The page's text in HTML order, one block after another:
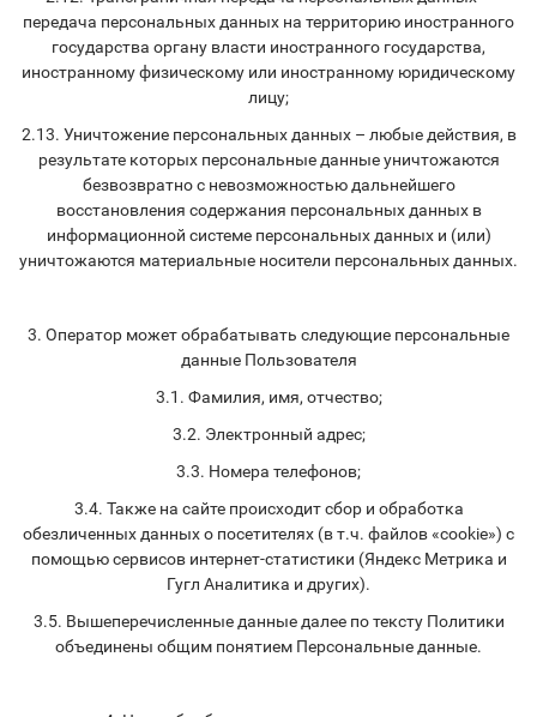
передача персональных данных на территорию иностранного
государства органу власти иностранного государства,
иностранному физическому или иностранному юридическому
лицу;
2.13. Уничтожение персональных данных – любые действия, в
результате которых персональные данные уничтожаются
безвозвратно с невозможностью дальнейшего
восстановления содержания персональных данных в
информационной системе персональных данных и (или)
уничтожаются материальные носители персональных данных.
3. Оператор может обрабатывать следующие персональные
данные Пользователя
3.1. Фамилия, имя, отчество;
3.2. Электронный адрес;
3.3. Номера телефонов;
3.4. Также на сайте происходит сбор и обработка
обезличенных данных о посетителях (в т.ч. файлов «cookie») с
помощью сервисов интернет-статистики (Яндекс Метрика и
Гугл Аналитика и других).
3.5. Вышеперечисленные данные далее по тексту Политики
объединены общим понятием Персональные данные.